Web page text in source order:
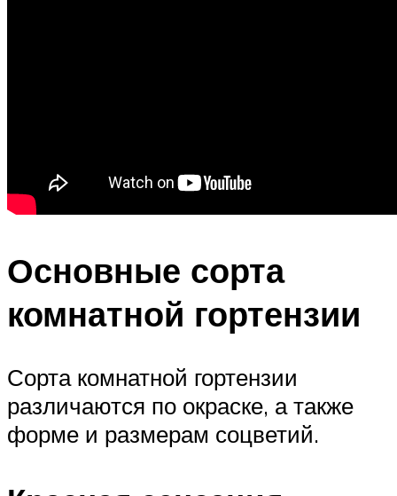
Основные сорта
комнатной гортензии
Сорта комнатной гортензии
различаются по окраске, а также
форме и размерам соцветий.